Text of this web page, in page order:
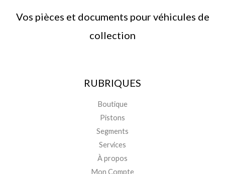
Vos pièces et documents pour véhicules de
collection
RUBRIQUES
Boutique
Pistons
Segments
Services
À propos
Mon Compte